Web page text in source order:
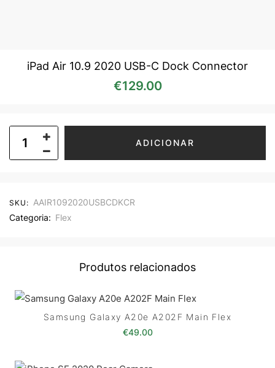
iPad Air 10.9 2020 USB-C Dock Connector
€129.00
ADICIONAR
SKU: AAIR1092020USBCDKCR
Categoria: Flex
Produtos relacionados
Samsung Galaxy A20e A202F Main Flex
€49.00